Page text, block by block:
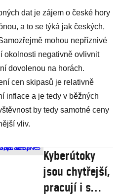
dat je zájem o české hory
a to se týká jak českých,
mohou nepříznivé
okolnosti negativně ovlivnit
dovolenou na horách.
cen skipasů je relativně
inflace a je tedy v běžných
by tedy samotné ceny
vliv.
Kyberútoky
jsou chytřejší,
pracují i s